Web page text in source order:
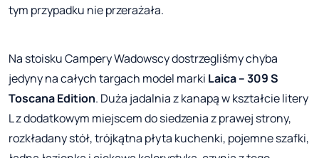
tym przypadku nie przerażała.
Na stoisku Campery Wadowscy dostrzegliśmy chyba
jedyny na całych targach model marki Laica – 309 S
Toscana Edition. Duża jadalnia z kanapą w kształcie litery
L z dodatkowym miejscem do siedzenia z prawej strony,
rozkładany stół, trójkątna płyta kuchenki, pojemne szafki,